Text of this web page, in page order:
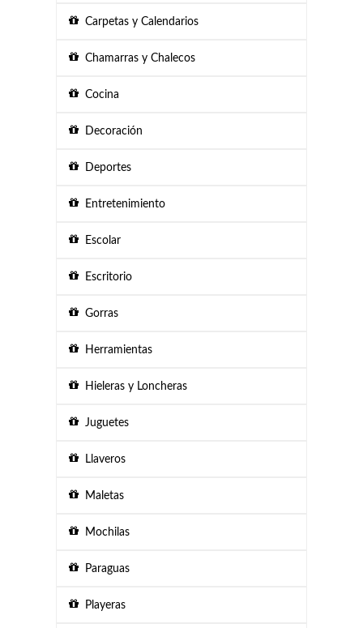
Carpetas y Calendarios
Chamarras y Chalecos
Cocina
Decoración
Deportes
Entretenimiento
Escolar
Escritorio
Gorras
Herramientas
Hieleras y Loncheras
Juguetes
Llaveros
Maletas
Mochilas
Paraguas
Playeras